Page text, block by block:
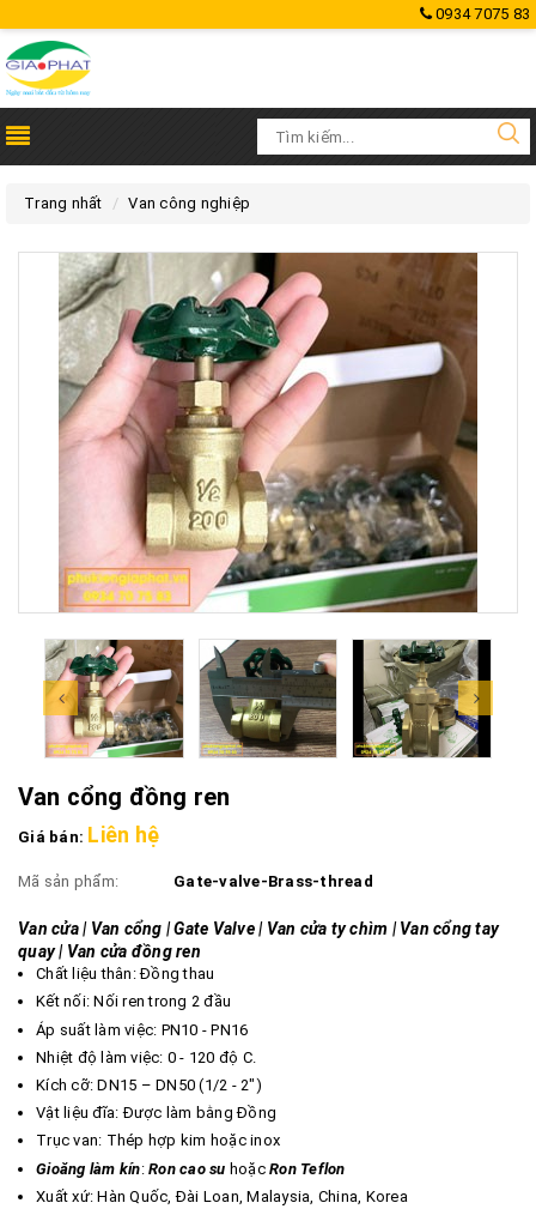
0934 7075 83
Trang nhất Van công nghiệp
Van cổng đồng ren
Giá bán: Liên hệ
Mã sản phẩm: Gate-valve-Brass-thread
Van cửa | Van cổng | Gate Valve | Van cửa ty chìm | Van cổng tay
quay | Van cửa đồng ren
Chất liệu thân: Đồng thau
Kết nối: Nối ren trong 2 đầu
Áp suất làm việc: PN10 - PN16
Nhiệt độ làm việc: 0 - 120 độ C.
Kích cỡ: DN15 – DN50 (1/2 - 2")
Vật liệu đĩa: Được làm bằng Đồng
Trục van: Thép hợp kim hoặc inox
Gioăng làm kín: Ron cao su hoặc Ron Teflon
Xuất xứ: Hàn Quốc, Đài Loan, Malaysia, China, Korea